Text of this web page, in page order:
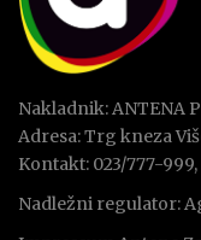
Nakladnik: ANTENA
Adresa: Trg kneza
Kontakt: 023/777-999,
Nadležni regulator: